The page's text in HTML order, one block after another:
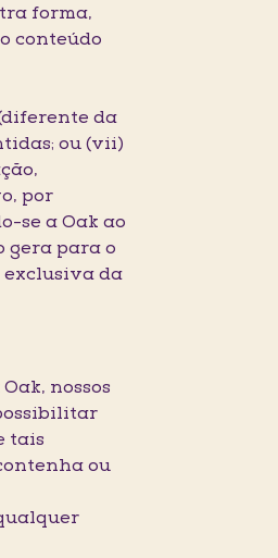
forma,
conteúdo
da
ou (vii)
por
se a Oak ao
gera para o
da
nossos
tais
ou